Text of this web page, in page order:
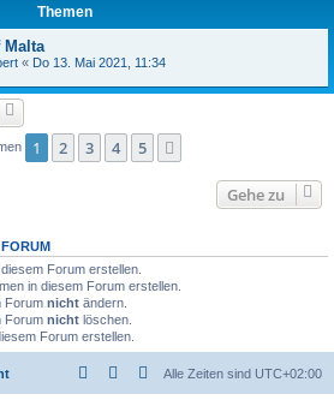
Themen
Malta
« Do 13. Mai 2021, 11:34
1 2 3 4 5
Gehe zu
Forum erstellen.
in diesem Forum erstellen.
Forum nicht ändern.
Forum nicht löschen.
Forum erstellen.
Alle Zeiten sind UTC+02:00